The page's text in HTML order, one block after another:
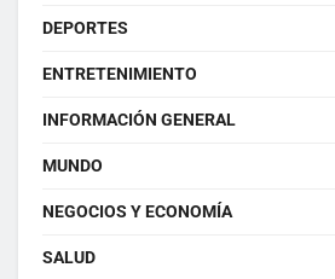
DEPORTES
ENTRETENIMIENTO
INFORMACIÓN GENERAL
MUNDO
NEGOCIOS Y ECONOMÍA
SALUD